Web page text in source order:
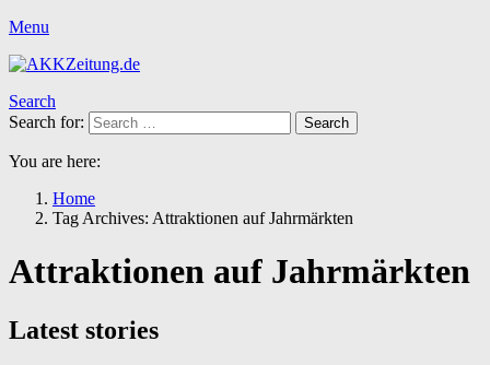
Menu
Search
Search for:
Search
You are here:
Home
Tag Archives: Attraktionen auf Jahrmärkten
Attraktionen auf Jahrmärkten
Latest stories